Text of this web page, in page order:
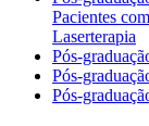
Pacientes
Laserterapia
Pós-
Pós-
Pós-